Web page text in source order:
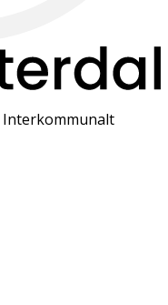
Interkommunalt